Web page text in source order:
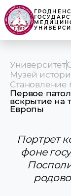
Университет
Музей
Первое
вскрытие на
Европы
Первое
Прошлое
объектива
Портрет
фоне